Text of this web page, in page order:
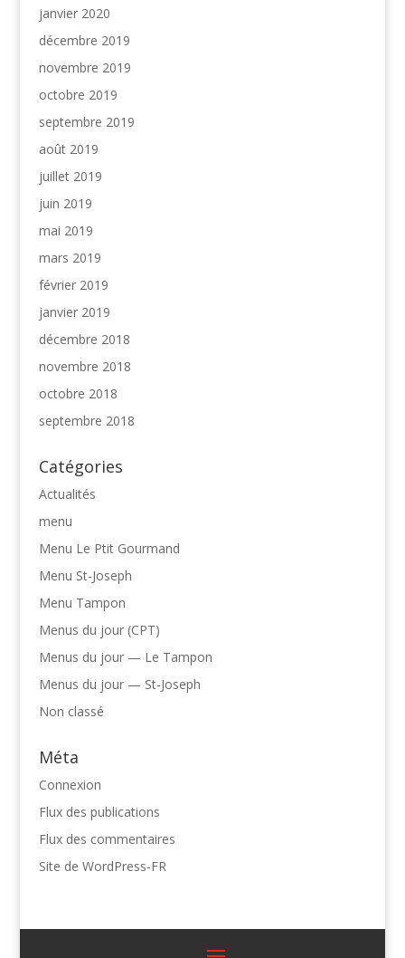
janvier 2020
décembre 2019
novembre 2019
octobre 2019
septembre 2019
août 2019
juillet 2019
juin 2019
mai 2019
mars 2019
février 2019
janvier 2019
décembre 2018
novembre 2018
octobre 2018
septembre 2018
Catégories
Actualités
menu
Menu Le Ptit Gourmand
Menu St-Joseph
Menu Tampon
Menus du jour (CPT)
Menus du jour — Le Tampon
Menus du jour — St-Joseph
Non classé
Méta
Connexion
Flux des publications
Flux des commentaires
Site de WordPress-FR